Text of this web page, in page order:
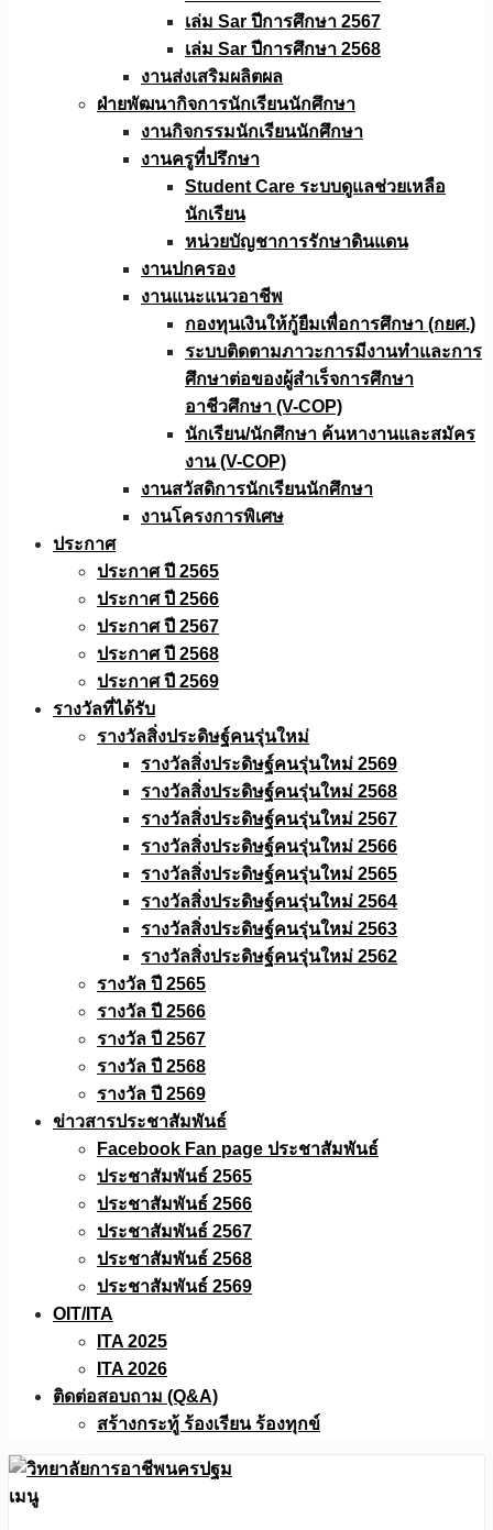
เล่ม Sar ปีการศึกษา 2567
เล่ม Sar ปีการศึกษา 2568
งานส่งเสริมผลิตผล
ฝ่ายพัฒนากิจการนักเรียนนักศึกษา
งานกิจกรรมนักเรียนนักศึกษา
งานครูที่ปรึกษา
Student Care ระบบดูแลช่วยเหลือ
นักเรียน
หน่วยบัญชาการรักษาดินแดน
งานปกครอง
งานแนะแนวอาชีพ
กองทุนเงินให้กู้ยืมเพื่อการศึกษา (กยศ.)
ระบบติดตามภาวะการมีงานทำและการ
ศึกษาต่อของผู้สำเร็จการศึกษา
อาชีวศึกษา (V-COP)
นักเรียน/นักศึกษา ค้นหางานและสมัคร
งาน (V-COP)
งานสวัสดิการนักเรียนนักศึกษา
งานโครงการพิเศษ
ประกาศ
ประกาศ ปี 2565
ประกาศ ปี 2566
ประกาศ ปี 2567
ประกาศ ปี 2568
ประกาศ ปี 2569
รางวัลที่ได้รับ
รางวัลสิ่งประดิษฐ์คนรุ่นใหม่
รางวัลสิ่งประดิษฐ์คนรุ่นใหม่ 2569
รางวัลสิ่งประดิษฐ์คนรุ่นใหม่ 2568
รางวัลสิ่งประดิษฐ์คนรุ่นใหม่ 2567
รางวัลสิ่งประดิษฐ์คนรุ่นใหม่ 2566
รางวัลสิ่งประดิษฐ์คนรุ่นใหม่ 2565
รางวัลสิ่งประดิษฐ์คนรุ่นใหม่ 2564
รางวัลสิ่งประดิษฐ์คนรุ่นใหม่ 2563
รางวัลสิ่งประดิษฐ์คนรุ่นใหม่ 2562
รางวัล ปี 2565
รางวัล ปี 2566
รางวัล ปี 2567
รางวัล ปี 2568
รางวัล ปี 2569
ข่าวสารประชาสัมพันธ์
Facebook Fan page ประชาสัมพันธ์
ประชาสัมพันธ์ 2565
ประชาสัมพันธ์ 2566
ประชาสัมพันธ์ 2567
ประชาสัมพันธ์ 2568
ประชาสัมพันธ์ 2569
OIT/ITA
ITA 2025
ITA 2026
ติดต่อสอบถาม (Q&A)
สร้างกระทู้ ร้องเรียน ร้องทุกข์
เมนู